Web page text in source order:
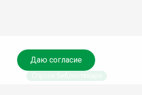
Даю согласие
Спроси библиотекаря